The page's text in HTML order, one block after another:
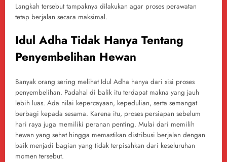
Langkah tersebut tampaknya dilakukan agar proses perawatan
tetap berjalan secara maksimal.
Idul Adha Tidak Hanya Tentang
Penyembelihan Hewan
Banyak orang sering melihat Idul Adha hanya dari sisi proses
penyembelihan. Padahal di balik itu terdapat makna yang jauh
lebih luas. Ada nilai kepercayaan, kepedulian, serta semangat
berbagi kepada sesama. Karena itu, proses persiapan sebelum
hari raya juga memiliki peranan penting. Mulai dari memilih
hewan yang sehat hingga memastikan distribusi berjalan dengan
baik menjadi bagian yang tidak terpisahkan dari keseluruhan
momen tersebut.